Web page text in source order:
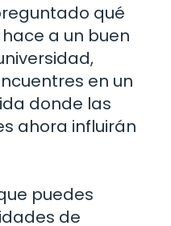
qué
a un buen
en un
donde las
ahora influirán
puedes
de